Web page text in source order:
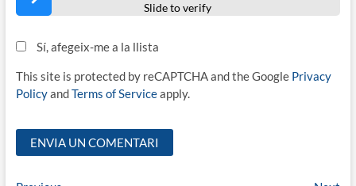
Slide to verify
Sí, afegeix-me a la llista
This site is protected by reCAPTCHA and the Google Privacy
PolicyandTerms of Serviceapply.